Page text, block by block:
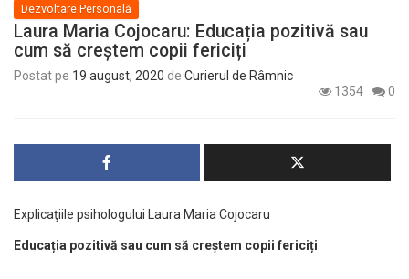
Dezvoltare Personală
Laura Maria Cojocaru: Educația pozitivă sau
cum să creștem copii fericiți
Postat pe 19 august, 2020 de Curierul de Râmnic
1354
0
Explicaţiile psihologului Laura Maria Cojocaru
Educația pozitivă sau cum să creștem copii fericiți